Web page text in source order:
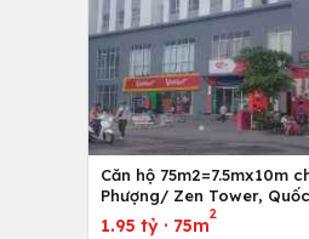
Căn hộ 75m2=7.5mx10m
Phượng/ Zen Tower,
12,Tp. Hồ Chí Minh, Việt
1.95 tỷ · 75m
2